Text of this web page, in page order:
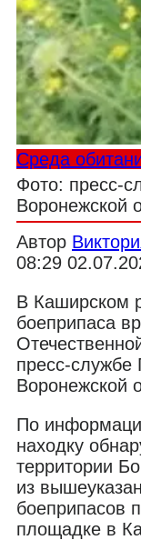
Среда
Фото: пресс-
Воронежской
Автор
08:29
В Каширском
боеприпаса
пресс-
Воронежской
По
находку
территории
из
боеприпасов
площадке в